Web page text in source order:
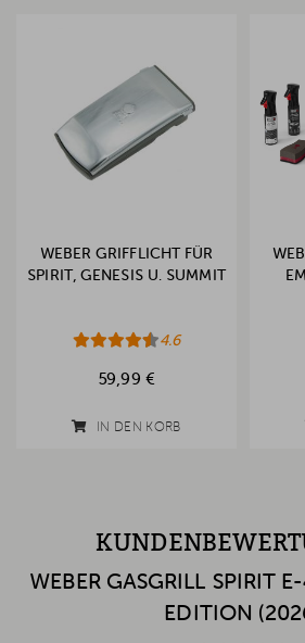
WEBER GRIFFLICHT FÜR
SPIRIT, GENESIS U. SUMMIT
4.6
59,99 €
IN DEN KORB
WEBER GASGRILL SPIRIT
EDITION